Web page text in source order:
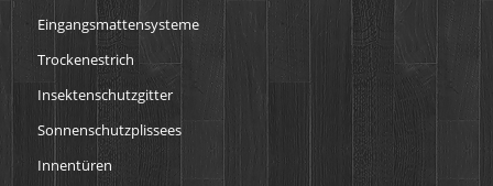
Eingangsmattensysteme
Trockenestrich
Insektenschutzgitter
Sonnenschutzplissees
Innentüren